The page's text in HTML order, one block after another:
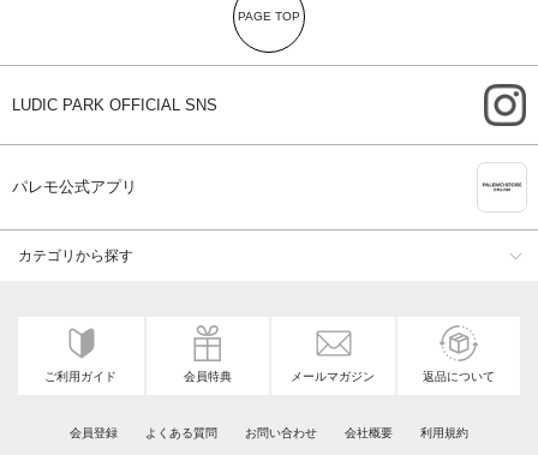
PAGE TOP
LUDIC PARK OFFICIAL SNS
パレモ公式アプリ
カテゴリから探す
ご利用ガイド 会員特典 メールマガジン 返品について
会員登録 よくある質問 お問い合わせ 会社概要 利用規約